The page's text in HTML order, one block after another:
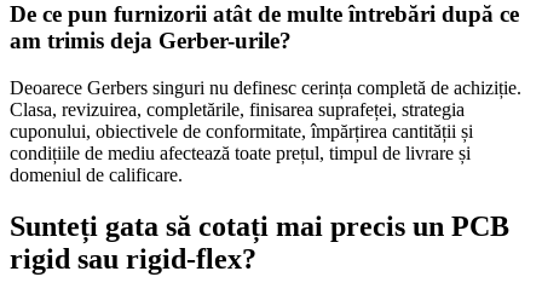
De ce pun furnizorii atât de multe întrebări după ce
am trimis deja Gerber-urile?
Deoarece Gerbers singuri nu definesc cerința completă de achiziție.
Clasa, revizuirea, completările, finisarea suprafeței, strategia
cuponului, obiectivele de conformitate, împărțirea cantității și
condițiile de mediu afectează toate prețul, timpul de livrare și
domeniul de calificare.
Sunteți gata să cotați mai precis un PCB
rigid sau rigid-flex?